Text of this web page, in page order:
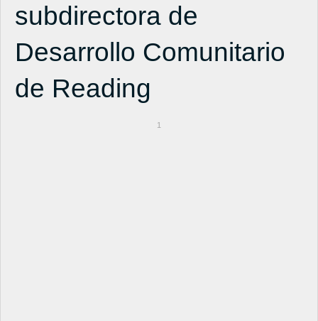
subdirectora de
Desarrollo Comunitario
de Reading
1